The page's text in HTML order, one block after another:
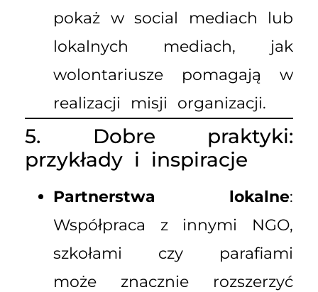
pokaż w social mediach lub
lokalnych mediach, jak
wolontariusze pomagają w
realizacji misji organizacji.
5. Dobre praktyki:
przykłady i inspiracje
Partnerstwa lokalne:
Współpraca z innymi NGO,
szkołami czy parafiami
może znacznie rozszerzyć